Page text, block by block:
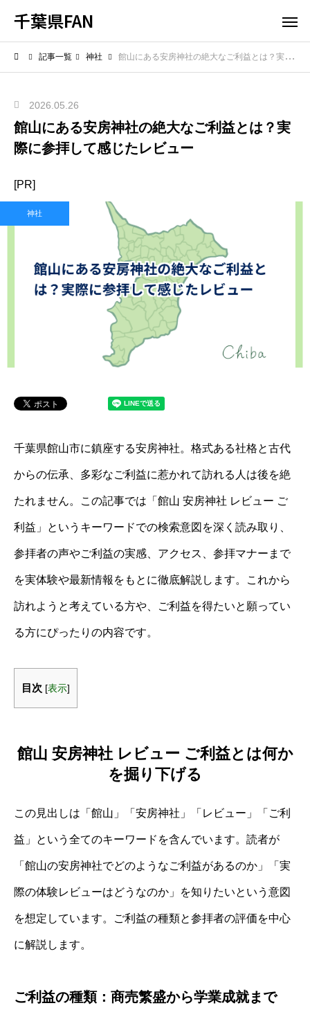
千葉県FAN
記事一覧 神社 館山にある安房神社の絶大なご利益とは？実際に参拝して感じたレビュー
2026.05.26
館山にある安房神社の絶大なご利益とは？実
際に参拝して感じたレビュー
[PR]
神社
千葉県館山市に鎮座する安房神社。格式ある社格と古代
からの伝承、多彩なご利益に惹かれて訪れる人は後を絶
たれません。この記事では「館山 安房神社 レビュー ご
利益」というキーワードでの検索意図を深く読み取り、
参拝者の声やご利益の実感、アクセス、参拝マナーまで
を実体験や最新情報をもとに徹底解説します。これから
訪れようと考えている方や、ご利益を得たいと願ってい
る方にぴったりの内容です。
目次 [表示]
館山 安房神社 レビュー ご利益とは何か
を掘り下げる
この見出しは「館山」「安房神社」「レビュー」「ご利
益」という全てのキーワードを含んでいます。読者が
「館山の安房神社でどのようなご利益があるのか」「実
際の体験レビューはどうなのか」を知りたいという意図
を想定しています。ご利益の種類と参拝者の評価を中心
に解説します。
ご利益の種類：商売繁盛から学業成就まで